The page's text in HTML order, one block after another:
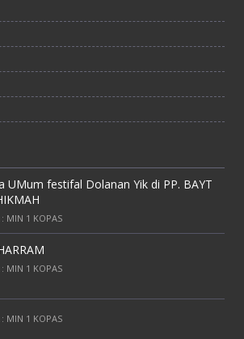
UMum festifal Dolanan Yik di PP. BAYT
MIN 1 KOPAS
MIN 1 KOPAS
MIN 1 KOPAS